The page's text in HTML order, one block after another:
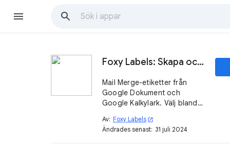
Foxy Labels: Skapa och skriva ut etiketter
Mail Merge-etiketter från
Google Dokument och
Google Kalkylark. Välj bland
kompatibla med Avery® och
andra etikettleverantörer.
Av: Foxy Labels open_in_new
Ändrades senast: 31 juli 2024